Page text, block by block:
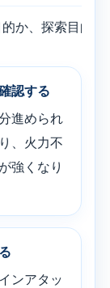
的か、探索目的
認する
進められ
、火力不
強くなり
ンアタッ